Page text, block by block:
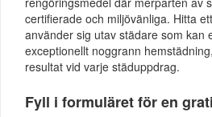
certifierade och miljövänliga. Hitta
använder sig utav städare som kan
exceptionellt noggrann
resultat vid varje städuppdrag.
Fyll i formuläret för en